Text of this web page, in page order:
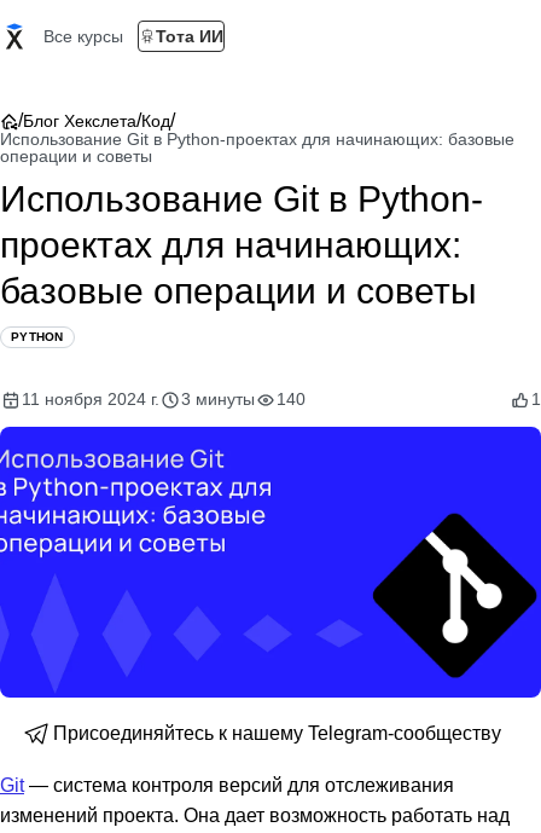
Все курсы Тота ИИ
/Блог Хекслета/Код/
Использование Git в Python-проектах для начинающих: базовые
операции и советы
Использование Git в Python-
проектах для начинающих:
базовые операции и советы
PYTHON
11 ноября 2024 г. 3 минуты 140 1
Присоединяйтесь к нашему Telegram-сообществу
Git— система контроля версий для отслеживания
изменений проекта. Она дает возможность работать над